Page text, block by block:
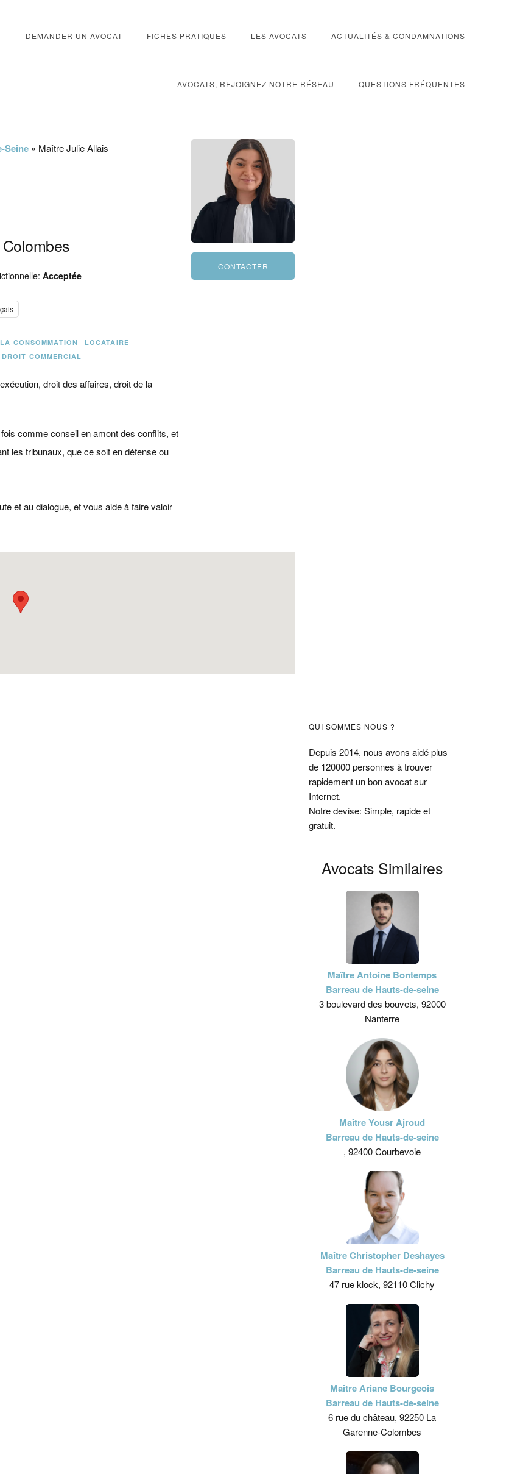
DEMANDER UN AVOCAT FICHES PRATIQUES LES AVOCATS ACTUALITÉS & CONDAMNATIONS
AVOCATS, REJOIGNEZ NOTRE RÉSEAU QUESTIONS FRÉQUENTES
Seine » Maître Julie Allais
Colombes
Acceptée
CONSOMMATION
LOCATAIRE
DROIT COMMERCIAL
droit des affaires, droit de la
comme conseil en amont des conflits, et
les tribunaux, que ce soit en défense ou
et au dialogue, et vous aide à faire valoir
Barre
latérale
principale
QUI SOMMES NOUS ?
Depuis 2014, nous avons aidé plus
de 120000 personnes à trouver
rapidement un bon avocat sur
Internet.
Notre devise: Simple, rapide et
gratuit.
Avocats Similaires
Maître Antoine Bontemps
Barreau de Hauts-de-seine
3 boulevard des bouvets, 92000
Nanterre
Maître Yousr Ajroud
Barreau de Hauts-de-seine
, 92400 Courbevoie
Maître Christopher Deshayes
Barreau de Hauts-de-seine
47 rue klock, 92110 Clichy
Maître Ariane Bourgeois
Barreau de Hauts-de-seine
6 rue du château, 92250 La
Garenne-Colombes